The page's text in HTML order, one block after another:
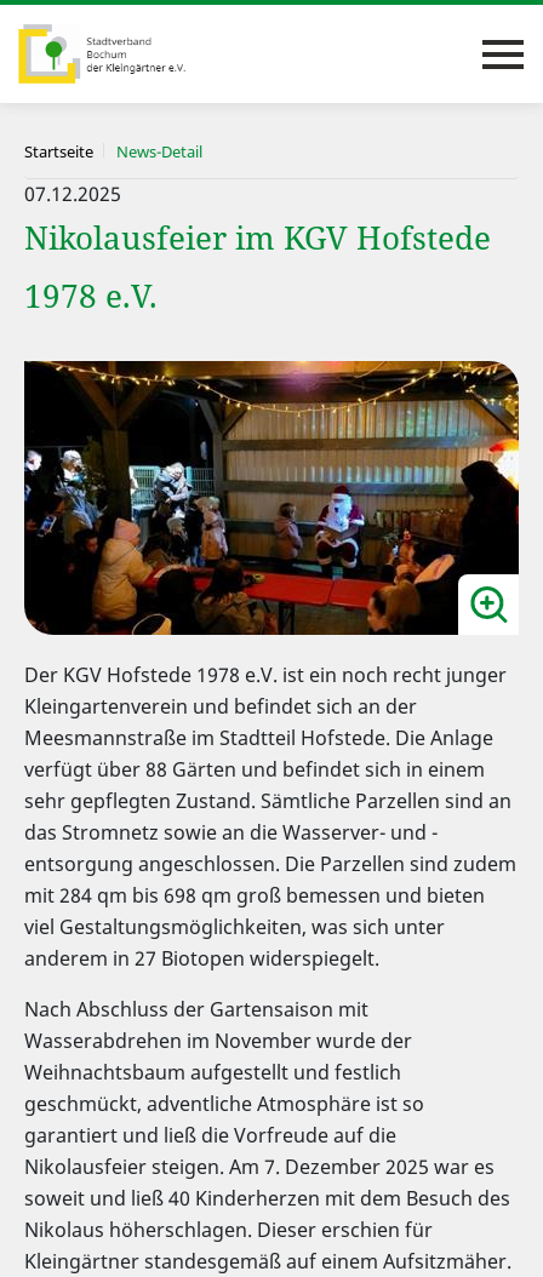
Startseite News-Detail
07.12.2025
Nikolausfeier im KGV Hofstede
1978 e.V.
Der KGV Hofstede 1978 e.V. ist ein noch recht junger
Kleingartenverein und befindet sich an der
Meesmannstraße im Stadtteil Hofstede. Die Anlage
verfügt über 88 Gärten und befindet sich in einem
sehr gepflegten Zustand. Sämtliche Parzellen sind an
das Stromnetz sowie an die Wasserver- und -
entsorgung angeschlossen. Die Parzellen sind zudem
mit 284 qm bis 698 qm groß bemessen und bieten
viel Gestaltungsmöglichkeiten, was sich unter
anderem in 27 Biotopen widerspiegelt.
Nach Abschluss der Gartensaison mit
Wasserabdrehen im November wurde der
Weihnachtsbaum aufgestellt und festlich
geschmückt, adventliche Atmosphäre ist so
garantiert und ließ die Vorfreude auf die
Nikolausfeier steigen. Am 7. Dezember 2025 war es
soweit und ließ 40 Kinderherzen mit dem Besuch des
Nikolaus höherschlagen. Dieser erschien für
Kleingärtner standesgemäß auf einem Aufsitzmäher.